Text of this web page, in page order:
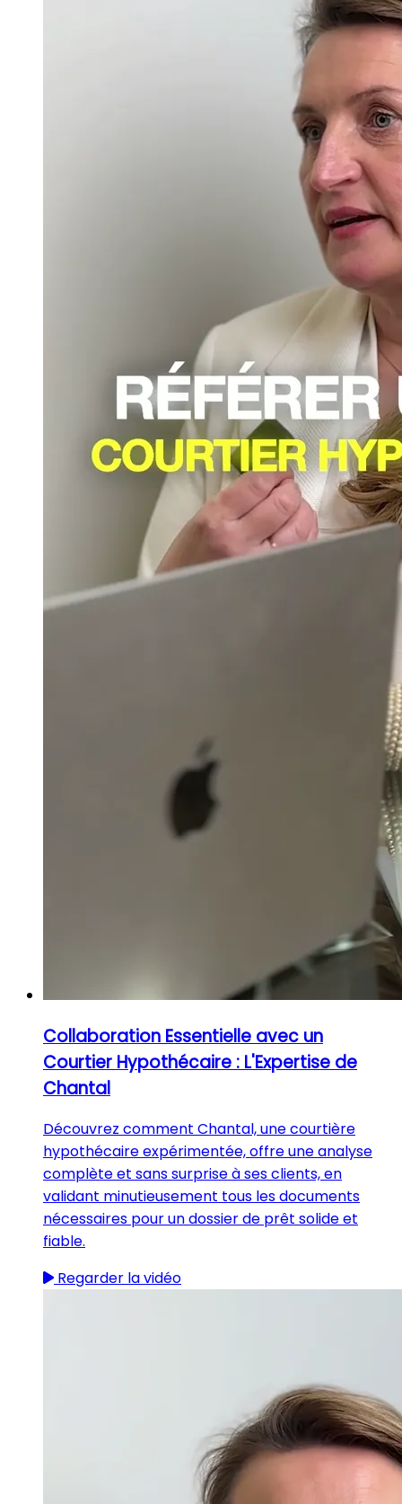
Collaboration Essentielle avec un
Courtier Hypothécaire : L'Expertise de
Chantal
Découvrez comment Chantal, une courtière
hypothécaire expérimentée, offre une analyse
complète et sans surprise à ses clients, en
validant minutieusement tous les documents
nécessaires pour un dossier de prêt solide et
fiable.
Regarder la vidéo